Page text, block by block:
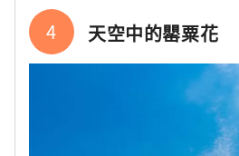
4 天空中的罌粟花